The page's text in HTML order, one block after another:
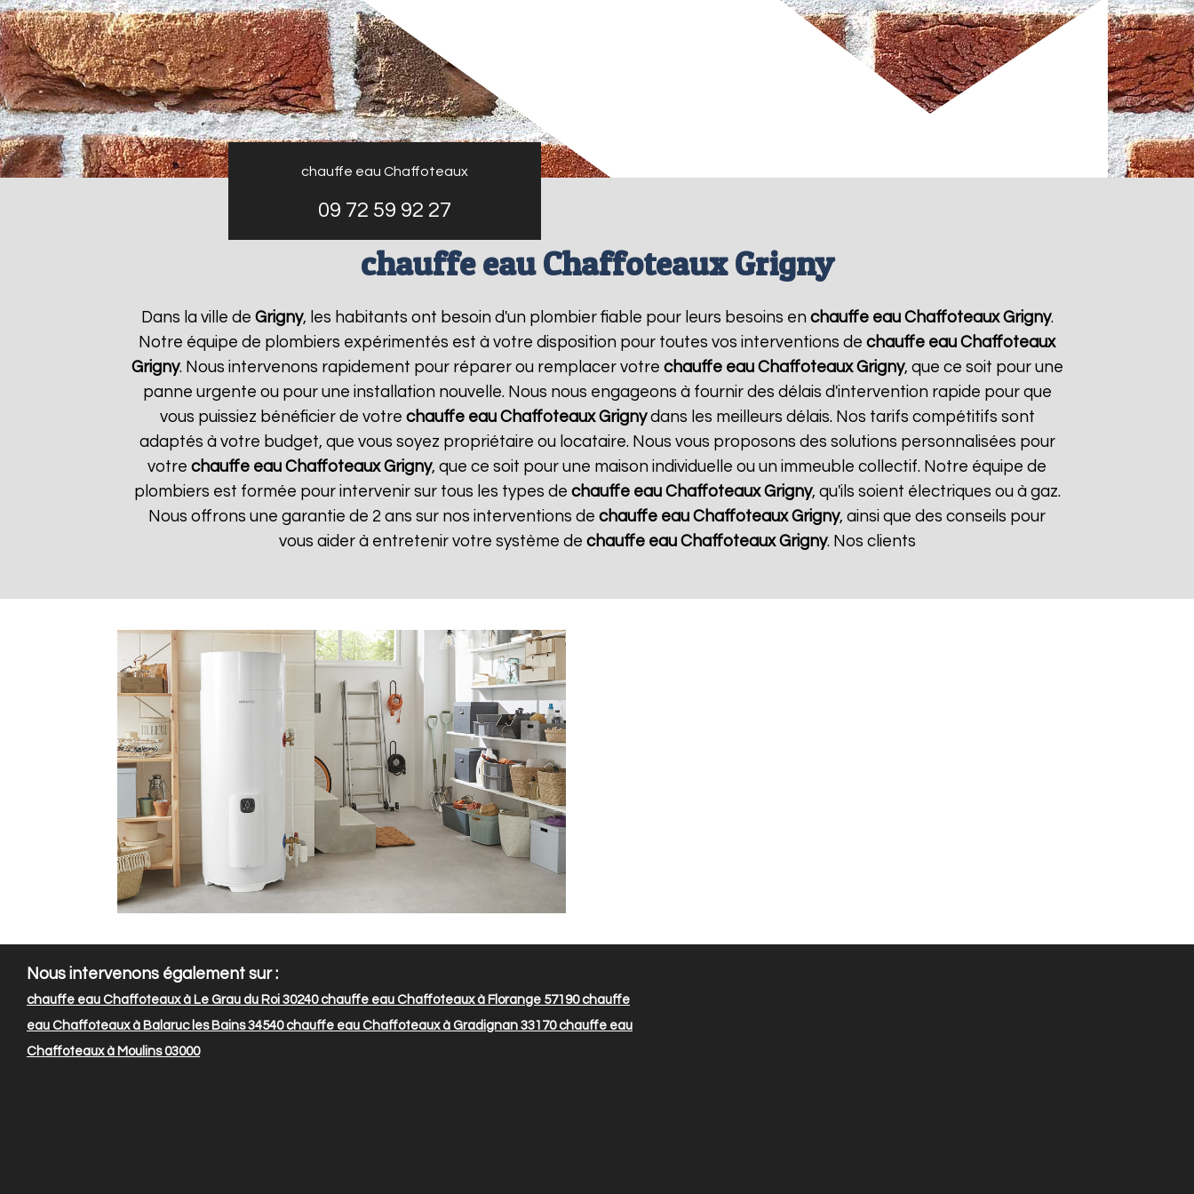
chauffe eau Chaffoteaux
09 72 59 92 27
chauffe eau Chaffoteaux Grigny
Dans la ville de Grigny, les habitants ont besoin d'un plombier fiable pour leurs besoins en chauffe eau Chaffoteaux Grigny.
Notre équipe de plombiers expérimentés est à votre disposition pour toutes vos interventions de chauffe eau Chaffoteaux
Grigny. Nous intervenons rapidement pour réparer ou remplacer votre chauffe eau Chaffoteaux Grigny, que ce soit pour une
panne urgente ou pour une installation nouvelle. Nous nous engageons à fournir des délais d'intervention rapide pour que
vous puissiez bénéficier de votre chauffe eau Chaffoteaux Grignydans les meilleurs délais. Nos tarifs compétitifs sont
adaptés à votre budget, que vous soyez propriétaire ou locataire. Nous vous proposons des solutions personnalisées pour
votre chauffe eau Chaffoteaux Grigny, que ce soit pour une maison individuelle ou un immeuble collectif. Notre équipe de
plombiers est formée pour intervenir sur tous les types de chauffe eau Chaffoteaux Grigny, qu'ils soient électriques ou à gaz.
Nous offrons une garantie de 2 ans sur nos interventions de chauffe eau Chaffoteaux Grigny, ainsi que des conseils pour
vous aider à entretenir votre système de chauffe eau Chaffoteaux Grigny. Nos clients
Nous intervenons également sur :
chauffe eau Chaffoteaux à Le Grau du Roi 30240chauffe eau Chaffoteaux à Florange 57190chauffe
eau Chaffoteaux à Balaruc les Bains 34540chauffe eau Chaffoteaux à Gradignan 33170chauffe eau
Chaffoteaux à Moulins 03000